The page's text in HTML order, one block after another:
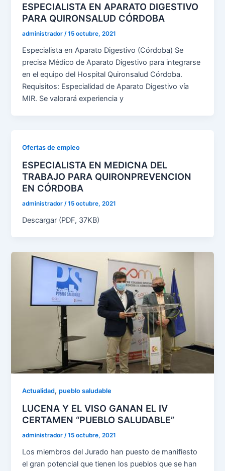
ESPECIALISTA EN APARATO DIGESTIVO
PARA QUIRONSALUD CÓRDOBA
administrador/15 octubre, 2021
Especialista en Aparato Digestivo (Córdoba) Se
precisa Médico de Aparato Digestivo para integrarse
en el equipo del Hospital Quironsalud Córdoba.
Requisitos: Especialidad de Aparato Digestivo vía
MIR. Se valorará experiencia y
Ofertas de empleo
ESPECIALISTA EN MEDICNA DEL
TRABAJO PARA QUIRONPREVENCION
EN CÓRDOBA
administrador/15 octubre, 2021
Descargar (PDF, 37KB)
Actualidad,pueblo saludable
LUCENA Y EL VISO GANAN EL IV
CERTAMEN “PUEBLO SALUDABLE”
administrador/15 octubre, 2021
Los miembros del Jurado han puesto de manifiesto
el gran potencial que tienen los pueblos que se han